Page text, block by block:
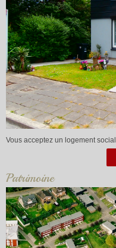
Vous acceptez un logement social
Patrimoine